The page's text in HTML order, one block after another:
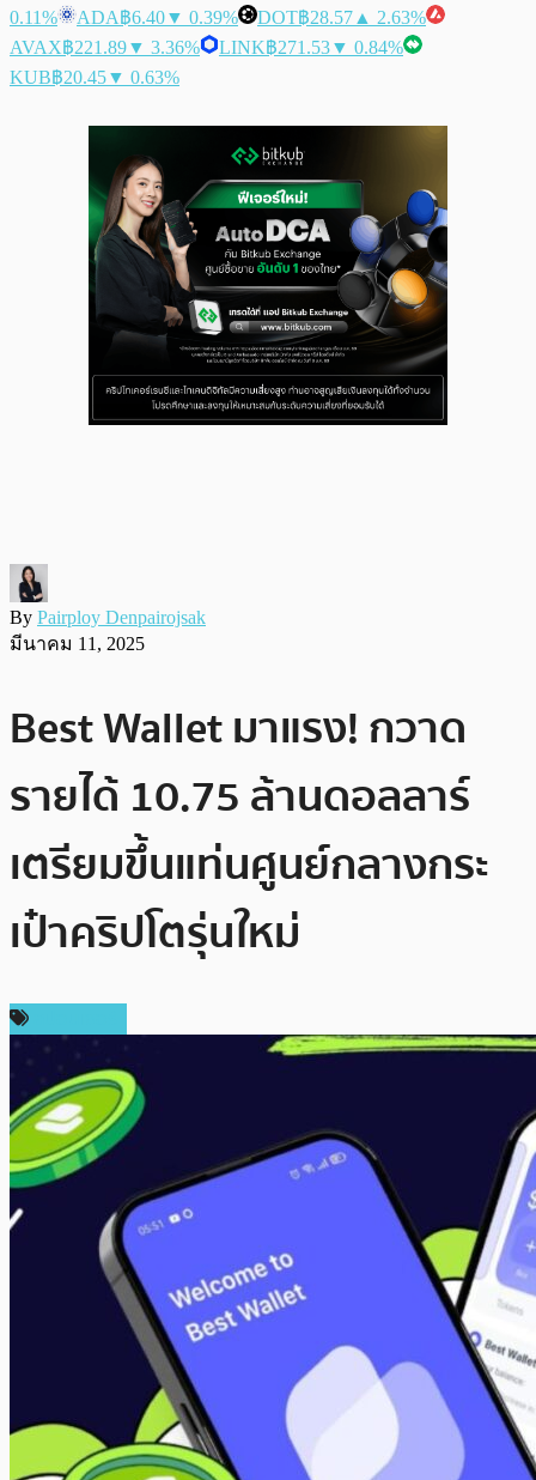
0.11%
ADA฿6.40▼ 0.39% DOT฿28.57 ▲ 2.63%
AVAX฿221.89▼ 3.36% LINK฿271.53▼ 0.84%
KUB฿20.45▼ 0.63%
By Pairploy Denpairojsak
มีนาคม 11, 2025
Best Wallet มาแรง! กวาด
รายได้ 10.75 ล้านดอลลาร์
เตรียมขึ้นแท่นศูนย์กลางกระ
เป๋าคริปโตรุ่นใหม่